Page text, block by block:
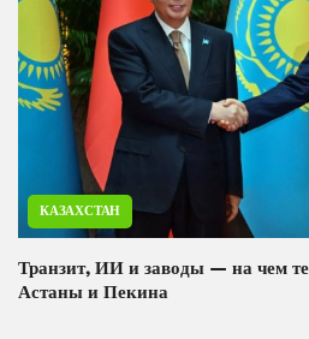
КАЗАХСТАН
Транзит, ИИ и заводы — на чем
Астаны и Пекина